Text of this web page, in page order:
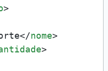
>
</nome>
>